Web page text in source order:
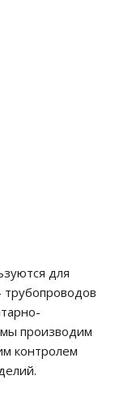
для
трубопроводов
производим
контролем